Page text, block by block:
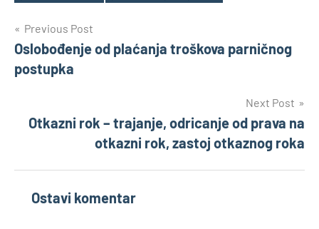
Post
navigation
Previous Post
Oslobođenje od plaćanja troškova parničnog
postupka
Next Post
Otkazni rok – trajanje, odricanje od prava na
otkazni rok, zastoj otkaznog roka
Ostavi komentar